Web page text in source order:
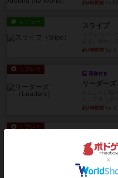
約4時間前
レビュー スライプ
約4時間前
リプレイ
画像付き
リーダーズ
約4時間前
リプレイ
ブリックス
久しぶりに取
に分かれてプ
約4時間前